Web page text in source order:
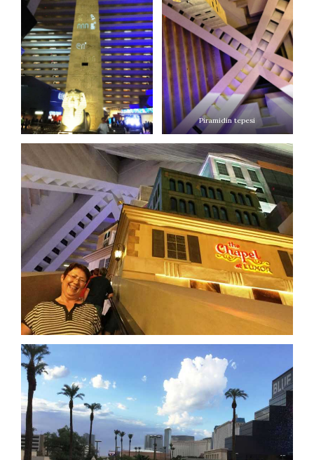
Piramidin tepesi